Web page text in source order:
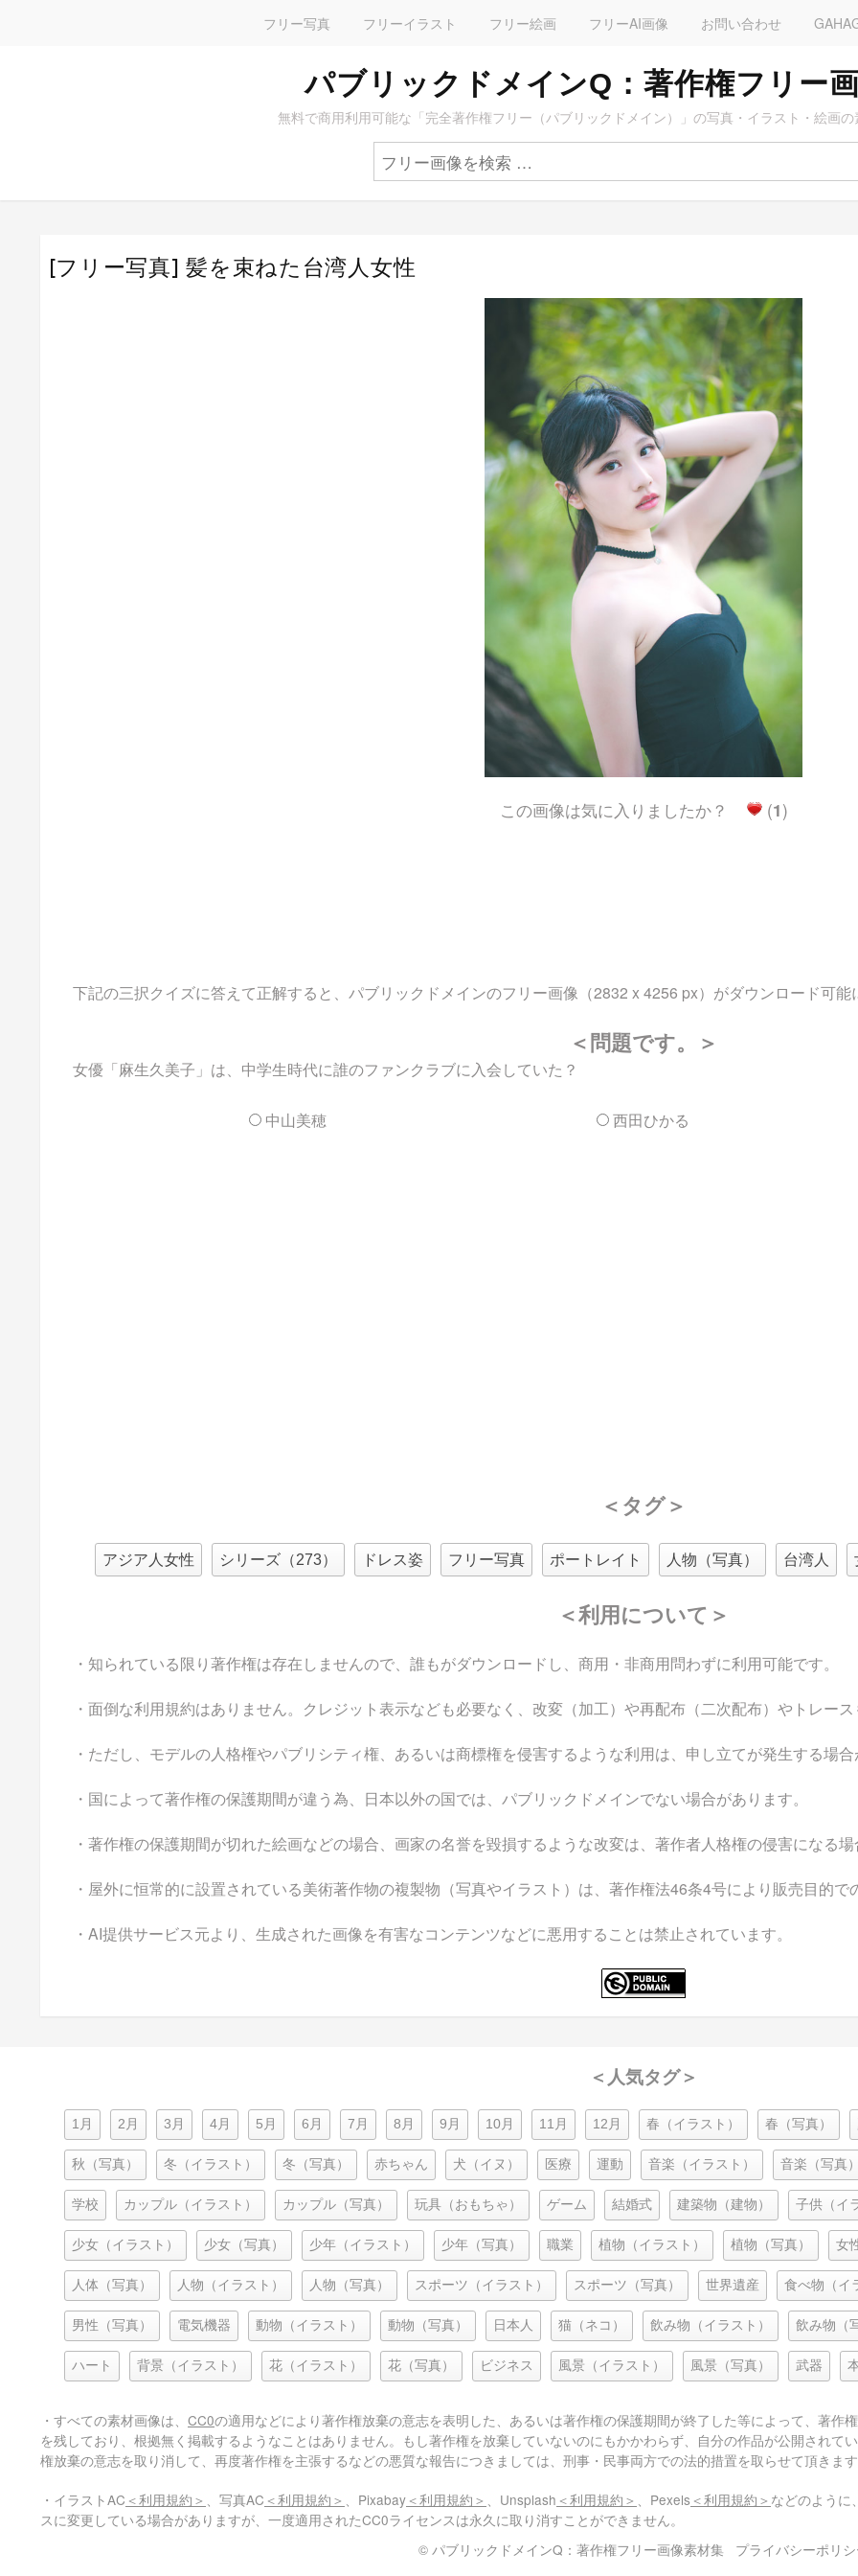
フリー写真 フリーイラスト フリー絵画 フリーAI画像 お問い合わせ
パブリックドメインQ：著作権フリー
無料で商用利用可能な「完全著作権フリー（パブリックドメイン）」の写真・イラスト・絵画の
[フリー写真] 髪を束ねた台湾人女性
この画像は気に入りましたか？ (1)
下記の三択クイズに答えて正解すると、パブリックドメインのフリー画像（2832 x 4256 px）がダウンロード可能
＜問題です。＞
女優「麻生久美子」は、中学生時代に誰のファンクラブに入会していた？
中山美穂 西田ひかる
＜タグ＞
アジア人女性 シリーズ（273） ドレス姿 フリー写真 ポートレイト 人物（写真） 台湾人
＜利用について＞
・知られている限り著作権は存在しませんので、誰もがダウンロードし、商用・非商用問わずに利用可能です。
・面倒な利用規約はありません。クレジット表示なども必要なく、改変（加工）や再配布（二次配布）やトレース
・ただし、モデルの人格権やパブリシティ権、あるいは商標権を侵害するような利用は、申し立てが発生する場合
・国によって著作権の保護期間が違う為、日本以外の国では、パブリックドメインでない場合があります。
・著作権の保護期間が切れた絵画などの場合、画家の名誉を毀損するような改変は、著作者人格権の侵害になる場
・屋外に恒常的に設置されている美術著作物の複製物（写真やイラスト）は、著作権法46条4号により販売目的で
・AI提供サービス元より、生成された画像を有害なコンテンツなどに悪用することは禁止されています。
＜人気タグ＞
1月 2月 3月 4月 5月 6月 7月 8月 9月 10月 11月 12月 春（イラスト） 春（写真）
秋（写真） 冬（イラスト） 冬（写真） 赤ちゃん 犬（イヌ） 医療 運動 音楽（イラスト） 音楽（写真）
学校 カップル（イラスト） カップル（写真） 玩具（おもちゃ） ゲーム 結婚式 建築物（建物） 子供（イ
少女（イラスト） 少女（写真） 少年（イラスト） 少年（写真） 職業 植物（イラスト） 植物（写真） 女
人体（写真） 人物（イラスト） 人物（写真） スポーツ（イラスト） スポーツ（写真） 世界遺産 食べ物（イ
男性（写真） 電気機器 動物（イラスト） 動物（写真） 日本人 猫（ネコ） 飲み物（イラスト） 飲み物（
ハート 背景（イラスト） 花（イラスト） 花（写真） ビジネス 風景（イラスト） 風景（写真） 武器
・すべての素材画像は、 CC0の適用などにより著作権放棄の意志を表明した、あるいは著作権の保護期間が終了した等によって、著作
を残しており、根拠無く掲載するようなことはありません。もし著作権を放棄していないのにもかかわらず、自分の作品が公開され
権放棄の意志を取り消して、再度著作権を主張するなどの悪質な報告につきましては、刑事・民事両方での法的措置を取らせて頂きます
・イラストAC ＜利用規約＞ 、写真AC ＜利用規約＞ 、Pixabay ＜利用規約＞ 、Unsplash ＜利用規約＞ 、Pexels ＜利用規約＞ などのように
スに変更している場合がありますが、一度適用されたCC0ライセンスは永久に取り消すことができません。
© パブリックドメインQ：著作権フリー画像素材集
プライバシーポリ